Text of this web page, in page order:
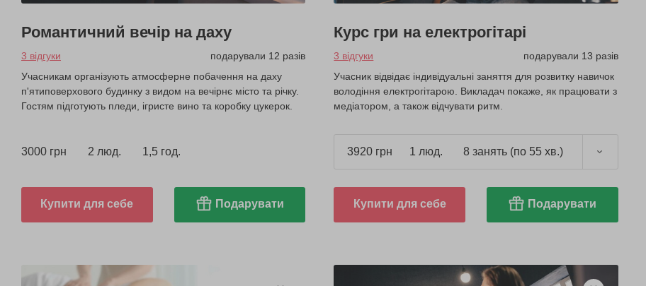
Романтичний вечір на даху
3 відгуки
подарували 12 разів
Учасникам організують атмосферне побачення на даху
п'ятиповерхового будинку з видом на вечірнє місто та річку.
Гостям підготують пледи, ігристе вино та коробку цукерок.
3000 грн 2 люд. 1,5 год.
Купити для себе Подарувати
Курс гри на електрогітарі
3 відгуки
подарували 13 разів
Учасник відвідає індивідуальні заняття для розвитку навичок
володіння електрогітарою. Викладач покаже, як працювати з
медіатором, а також відчувати ритм.
3920 грн 1 люд. 8 занять (по 55 хв.)
Купити для себе Подарувати